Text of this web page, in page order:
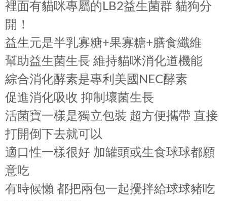
裡面有貓咪專屬的LB2益生菌群 貓狗分
開！
益生元是半乳寡糖+果寡糖+膳食纖維
幫助益生菌生長 維持貓咪消化道機能
綜合消化酵素是專利美國NEC酵素
促進消化吸收 抑制壞菌生長
活菌寶一樣是獨立包裝 超方便攜帶 直接
打開倒下去就可以
適口性一樣很好 加罐頭或生食球球都願
意吃
有時候懶 都把兩包一起攪拌給球球豬吃